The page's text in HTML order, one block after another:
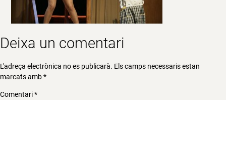
Deixa un comentari
L'adreça electrònica no es publicarà. Els camps necessaris estan
marcats amb*
Comentari*